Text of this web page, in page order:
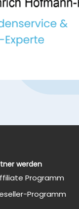
werden
Programm
Programm